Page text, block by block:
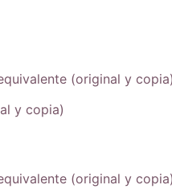
(original y
y copia)
(original y